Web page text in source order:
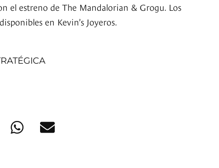
el estreno de The Mandalorian & Grogu. Los
en Kevin’s Joyeros.